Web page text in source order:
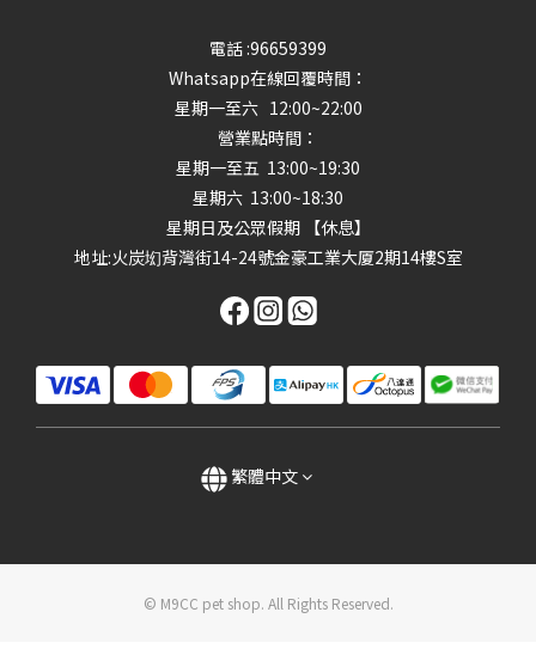
電話 :96659399
Whatsapp在線回覆時間：
星期一至六 12:00~22:00
營業點時間：
星期一至五 13:00~19:30
星期六 13:00~18:30
星期日及公眾假期 【休息】
地址:火炭㘭背灣街14-24號金豪工業大厦2期14樓S室
繁體中文
© M9CC pet shop. All Rights Reserved.